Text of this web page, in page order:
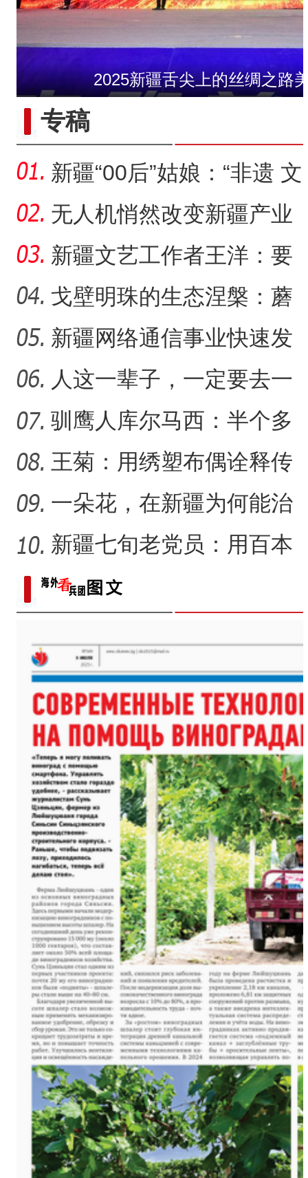
许登金：戈壁滩上的
【与你为邻】俄罗斯教授：
【与你为邻】西班牙机械师
2025新疆舌尖上的丝绸之路
新疆戈壁滩上番茄
海外华文媒体打卡新疆喀什
金秋时节丰收忙 万亩
专稿
新疆“00后”姑娘：“非遗 文
创”让传统文化“潮”
无人机悄然改变新疆产业
生产方式
新疆文艺工作者王洋：要
把美好的家乡唱给更多人
听
戈壁明珠的生态涅槃：蘑
菇湖水库的生态戍边战
新疆网络通信事业快速发
展 拉近世界与新疆距离
人这一辈子，一定要去一
趟新星市！
驯鹰人库尔马西：半个多
世纪的传统文化守望
王菊：用绣塑布偶诠释传
统符号与技艺
一朵花，在新疆为何能治
沙又致富？
新疆七旬老党员：用百本
日记记录村子半个多世纪